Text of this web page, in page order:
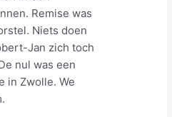
Remise was
Niets doen
Jan zich toch
nul was een
in Zwolle. We